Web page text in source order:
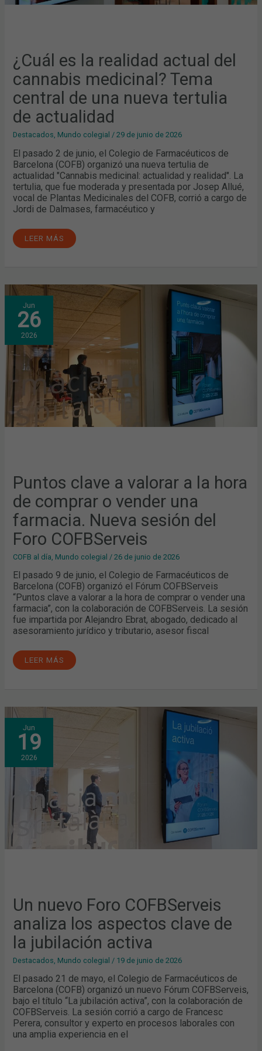
¿Cuál es la realidad actual del
cannabis medicinal? Tema
central de una nueva tertulia
de actualidad
Destacados Mundo colegial /29 de junio de 2026
El pasado 2 de junio, el Colegio de Farmacéuticos de
Barcelona (COFB) organizó una nueva tertulia de
actualidad "Cannabis medicinal: actualidad y realidad". La
tertulia, que fue moderada y presentada por Josep Allué,
vocal de Plantas Medicinales del COFB, corrió a cargo de
Jordi de Dalmases, farmacéutico y
LEER MÁS
Jun
26
2026
Puntos clave a valorar a la hora
de comprar o vender una
farmacia. Nueva sesión del
Foro COFBServeis
COFB al día Mundo colegial /26 de junio de 2026
El pasado 9 de junio, el Colegio de Farmacéuticos de
Barcelona (COFB) organizó el Fórum COFBServeis
“Puntos clave a valorar a la hora de comprar o vender una
farmacia”, con la colaboración de COFBServeis. La sesión
fue impartida por Alejandro Ebrat, abogado, dedicado al
asesoramiento jurídico y tributario, asesor fiscal
PUNTOS
CLAVE
A
VALORAR
A
LA
HORA
DE
COMPRAR
O
VENDER
UNA
FARMACIA.
NUEVA
SESIÓN
DEL
FORO
COFBSERVEIS
LEER MÁS
Jun
19
2026
Un nuevo Foro COFBServeis
analiza los aspectos clave de
la jubilación activa
Destacados Mundo colegial / 19 de junio de 2026
El pasado 21 de mayo, el Colegio de Farmacéuticos de
Barcelona (COFB) organizó un nuevo Fórum COFBServeis,
bajo el título “La jubilación activa”, con la colaboración de
COFBServeis. La sesión corrió a cargo de Francesc
Perera, consultor y experto en procesos laborales con
una amplia experiencia en el
UN
NUEVO
FORO
COFBSERVEIS
ANALIZA
LOS
ASPECTOS
CLAVE
LA
JUBILACIÓN
ACTIVA